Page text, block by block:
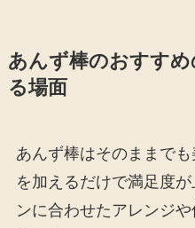
あんず棒のおすす
る場面
あんず棒はそのままで
を加えるだけで満足度
ンに合わせたアレンジ